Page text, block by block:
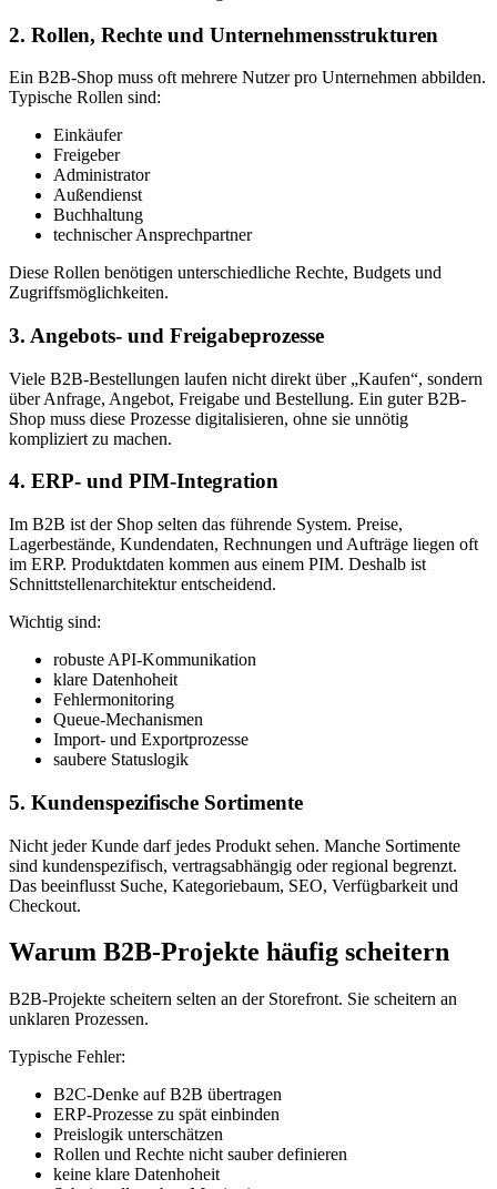
2. Rollen, Rechte und Unternehmensstrukturen
Ein B2B-Shop muss oft mehrere Nutzer pro Unternehmen abbilden.
Typische Rollen sind:
Einkäufer
Freigeber
Administrator
Außendienst
Buchhaltung
technischer Ansprechpartner
Diese Rollen benötigen unterschiedliche Rechte, Budgets und
Zugriffsmöglichkeiten.
3. Angebots- und Freigabeprozesse
Viele B2B-Bestellungen laufen nicht direkt über „Kaufen“, sondern
über Anfrage, Angebot, Freigabe und Bestellung. Ein guter B2B-
Shop muss diese Prozesse digitalisieren, ohne sie unnötig
kompliziert zu machen.
4. ERP- und PIM-Integration
Im B2B ist der Shop selten das führende System. Preise,
Lagerbestände, Kundendaten, Rechnungen und Aufträge liegen oft
im ERP. Produktdaten kommen aus einem PIM. Deshalb ist
Schnittstellenarchitektur entscheidend.
Wichtig sind:
robuste API-Kommunikation
klare Datenhoheit
Fehlermonitoring
Queue-Mechanismen
Import- und Exportprozesse
saubere Statuslogik
5. Kundenspezifische Sortimente
Nicht jeder Kunde darf jedes Produkt sehen. Manche Sortimente
sind kundenspezifisch, vertragsabhängig oder regional begrenzt.
Das beeinflusst Suche, Kategoriebaum, SEO, Verfügbarkeit und
Checkout.
Warum B2B-Projekte häufig scheitern
B2B-Projekte scheitern selten an der Storefront. Sie scheitern an
unklaren Prozessen.
Typische Fehler:
B2C-Denke auf B2B übertragen
ERP-Prozesse zu spät einbinden
Preislogik unterschätzen
Rollen und Rechte nicht sauber definieren
keine klare Datenhoheit